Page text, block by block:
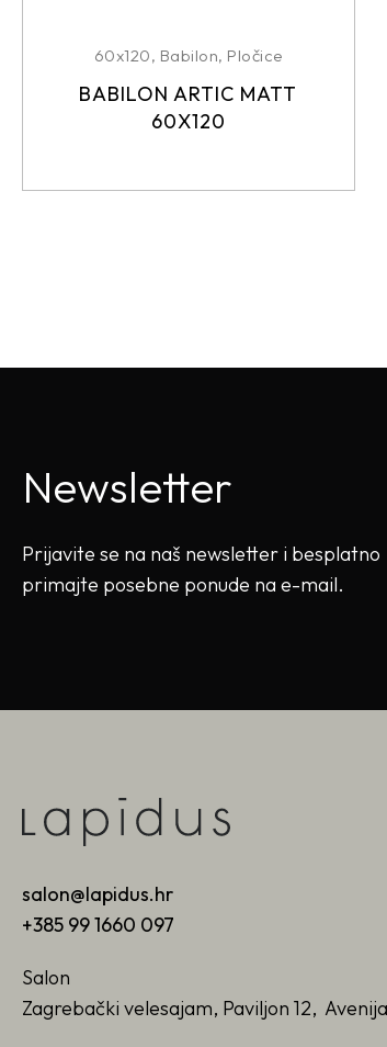
60x120, Babilon, Pločice
BABILON ARTIC MATT
60X120
Newsletter
Prijavite se na naš newsletter i besplatno
primajte posebne ponude na e-mail.
salon@lapidus.hr
+385 99 1660 097
Salon
Zagrebački velesajam, Paviljon 12,